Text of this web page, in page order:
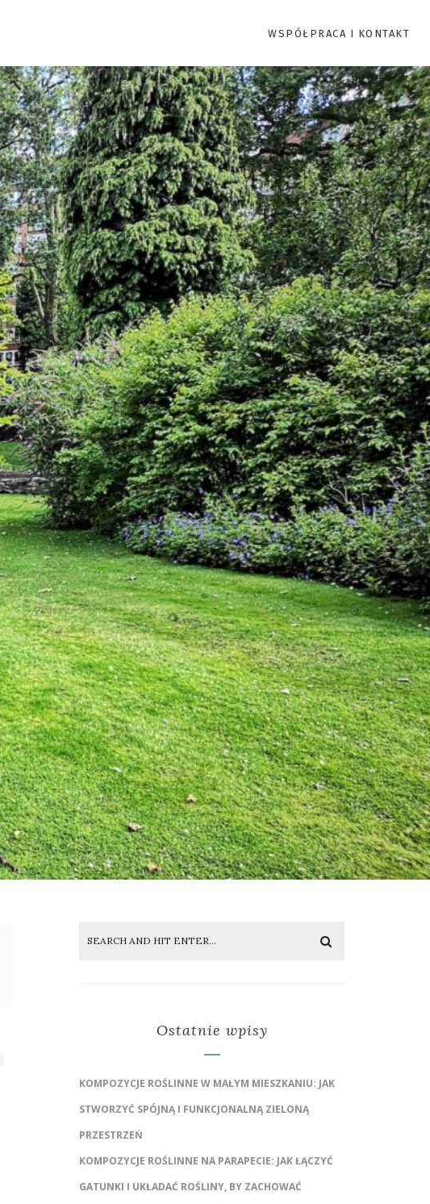
WSPÓŁPRACA I KONTAKT
Ostatnie wpisy
KOMPOZYCJE ROŚLINNE W MAŁYM MIESZKANIU: JAK
STWORZYĆ SPÓJNĄ I FUNKCJONALNĄ ZIELONĄ
PRZESTRZEŃ
KOMPOZYCJE ROŚLINNE NA PARAPECIE: JAK ŁĄCZYĆ
GATUNKI I UKŁADAĆ ROŚLINY, BY ZACHOWAĆ